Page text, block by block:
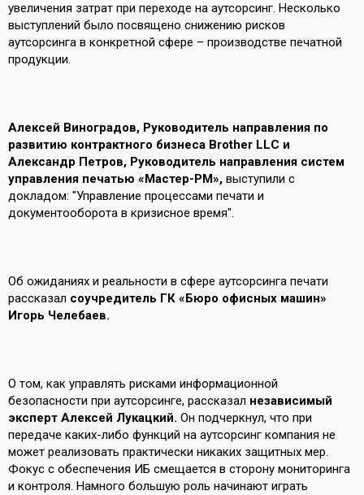
увеличения затрат при переходе на аутсорсинг. Несколько
выступлений было посвящено снижению рисков
аутсорсинга в конкретной сфере – производстве печатной
продукции.
Алексей Виноградов, Руководитель направления по
развитию контрактного бизнеса Brother LLC и
Александр Петров, Руководитель направления систем
управления печатью «Мастер-РМ», выступили с
докладом: "Управление процессами печати и
документооборота в кризисное время".
Об ожиданиях и реальности в сфере аутсорсинга печати
рассказал соучредитель ГК «Бюро офисных машин»
Игорь Челебаев.
О том, как управлять рисками информационной
безопасности при аутсорсинге, рассказал независимый
эксперт Алексей Лукацкий. Он подчеркнул, что при
передаче каких-либо функций на аутсорсинг компания не
может реализовать практически никаких защитных мер.
Фокус с обеспечения ИБ смещается в сторону мониторинга
и контроля. Намного большую роль начинают играть